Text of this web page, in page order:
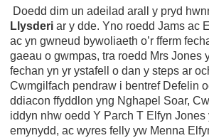
Doedd dim un adeilad arall y pryd
Llysderi ar y dde. Yno roedd Jams ac
ac yn gwneud bywoliaeth o’r fferm
gaeau o gwmpas, tra roedd Mrs Jones
fechan yn yr ystafell o dan y steps ar
Cwmgilfach pendraw i bentref Defelin
ddiacon ffyddlon yng Nghapel Soar,
iddyn nhw oedd Y Parch T Elfyn Jones
emynydd, ac wyres felly yw Menna